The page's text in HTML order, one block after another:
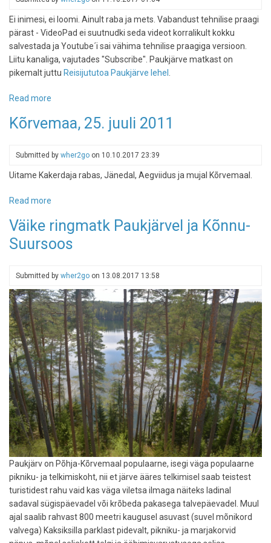
Ei inimesi, ei loomi. Ainult raba ja mets. Vabandust tehnilise praagi
pärast - VideoPad ei suutnudki seda videot korralikult kokku
salvestada ja Youtube´i sai vähima tehnilise praagiga versioon.
Liitu kanaliga, vajutades "Subscribe". Paukjärve matkast on
pikemalt juttu Reisijututoa Paukjärve lehel
Read more
Põhja-
3.
2012
Kõrvemaa, 25. juuli 2011
Submitted by wher2go on 10.10.2017 23:39
Uitame Kakerdaja rabas, Jänedal, Aegviidus ja mujal Kõrvemaal.
Read more
25.
juuli
Väike ringmatk Paukjärvel ja Kõnnu-
Suursoos
Submitted by wher2go on 13.08.2017 13:58
Paukjärv on Põhja-Kõrvemaal populaarne, isegi väga populaarne
pikniku- ja telkimiskoht, nii et järve ääres telkimisel saab teistest
turistidest rahu vaid kas väga viletsa ilmaga näiteks ladinal
sadaval sügispäevadel või krõbeda pakasega talvepäevadel. Muul
ajal saalib rahvast 800 meetri kaugusel asuvast (suvel mõnikord
valvega) Kaksiksilla parklast pidevalt, pikniku- ja marjakorvid